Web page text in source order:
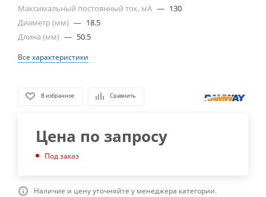
Максимальный постоянный ток, мА — 130
Диаметр (мм) — 18.5
Длина (мм) — 50.5
Все характеристики
В избранное Сравнить
Цена по запросу
Под заказ
Наличие и цену уточняйте у менеджера категории.